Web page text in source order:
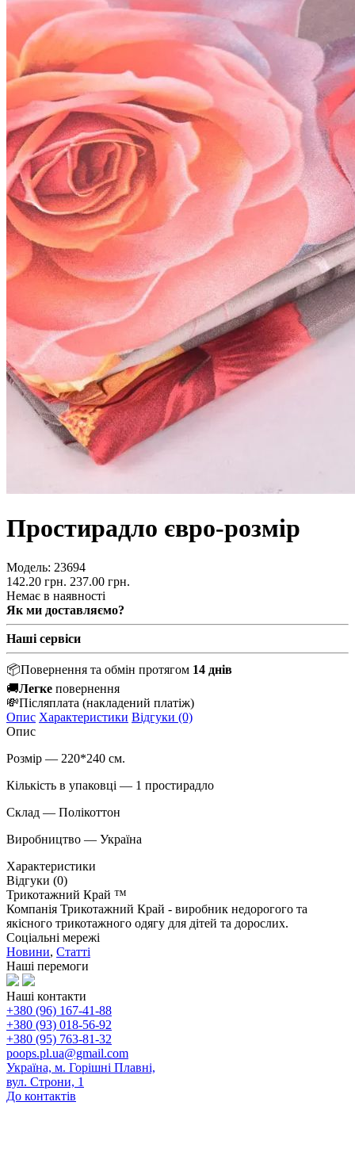
Простирадло євро-розмір
Модель: 23694
142.20 грн. 237.00 грн.
Немає в наявності
Як ми доставляємо?
Наші сервіси
📦Повернення та обмін протягом 14 днів
🚚Легке повернення
💸Післяплата (накладений платіж)
Опис Характеристики Відгуки (0)
Опис
Розмір ― 220*240 см.
Кількість в упаковці ― 1 простирадло
Склад ― Полікоттон
Виробництво ― Україна
Характеристики
Відгуки (0)
Трикотажний Край ™
Компанія Трикотажний Край - виробник недорогого та
якісного трикотажного одягу для дітей та дорослих.
Соціальні мережі
Новини, Статті
Наші перемоги
Наші контакти
+380 (96) 167-41-88
+380 (93) 018-56-92
+380 (95) 763-81-32
poops.pl.ua@gmail.com
Україна, м. Горішні Плавні,
вул. Строни, 1
До контактів